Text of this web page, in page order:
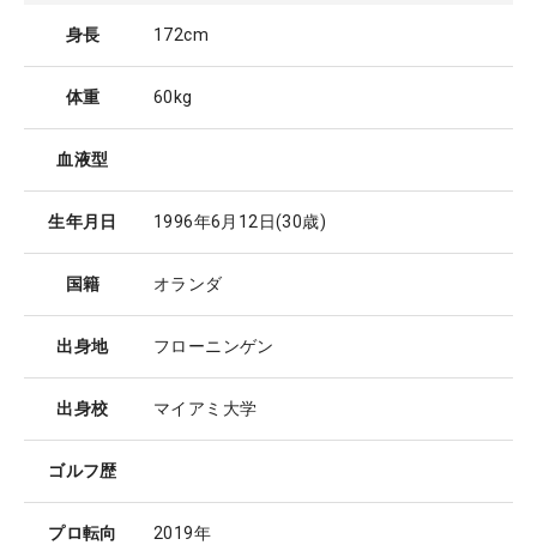
身長 172cm
体重 60kg
血液型
生年月日 1996年6月12日(30歳)
国籍 オランダ
出身地 フローニンゲン
出身校 マイアミ大学
ゴルフ歴
プロ転向 2019年